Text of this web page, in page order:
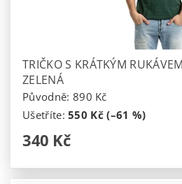
TRIČKO S KRÁTKÝM
ZELENÁ
Původně: 890 Kč
Ušetříte:550 Kč (–61 %)
340 Kč